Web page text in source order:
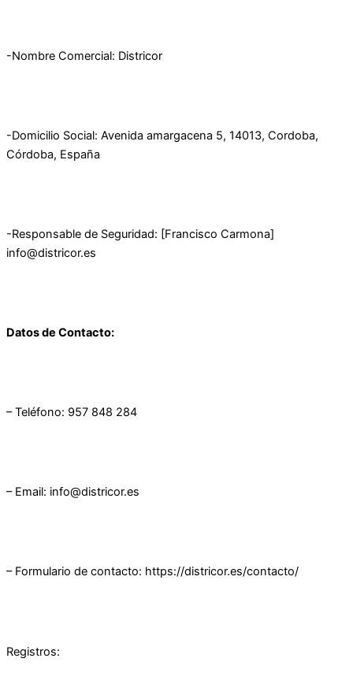
-Nombre Comercial: Districor
-Domicilio Social: Avenida amargacena 5, 14013, Cordoba,
Córdoba, España
-Responsable de Seguridad: [Francisco Carmona]
info@districor.es
Datos de Contacto:
– Teléfono: 957 848 284
– Email: info@districor.es
– Formulario de contacto: https://districor.es/contacto/
Registros: